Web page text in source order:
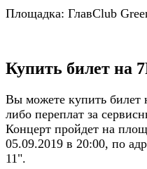
Площадка: ГлавClub
Купить билет на
Вы можете купить билет
либо переплат за
Концерт пройдет на
05.09.2019 в 20:00, по
11".